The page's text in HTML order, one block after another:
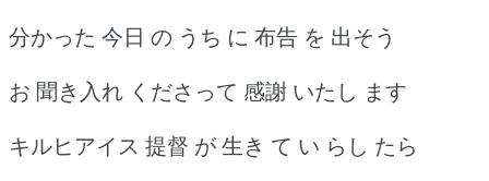
分かった 今日 の うち に 布告 を 出そう
お 聞き入れ くださって 感謝 いたし ます
キルヒアイス 提督 が 生き て い らし たら